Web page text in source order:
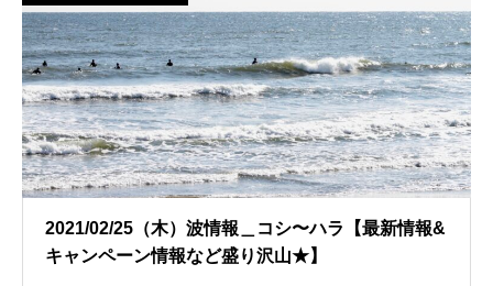
2021/02/25（木）波情報＿コシ〜ハラ【最新情報&
キャンペーン情報など盛り沢山★】